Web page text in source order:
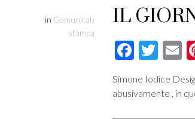
in Comunicati
stampa
IL
Simone Iodice
abusivamente , in